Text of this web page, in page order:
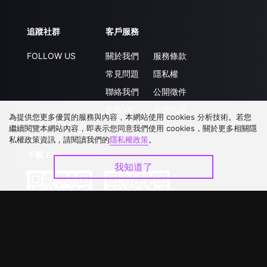
追蹤社群
FOLLOW US
客戶服務
關於我們
常見問題
聯絡我們
服務條款
隱私權
公開徵件
下載 APP
為提供您更多優質的服務與內容，本網站使用 cookies 分析技術。若您
繼續閱覽本網站內容，即表示您同意我們使用 cookies，關於更多相關隱
私權政策資訊，請閱讀我們的隱私權政策。
我知道了